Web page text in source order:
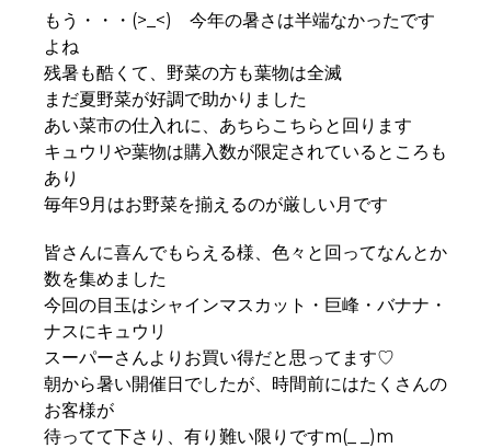
もう・・・(>_<) 今年の暑さは半端なかったです
よね
残暑も酷くて、野菜の方も葉物は全滅
まだ夏野菜が好調で助かりました
あい菜市の仕入れに、あちらこちらと回ります
キュウリや葉物は購入数が限定されているところも
あり
毎年9月はお野菜を揃えるのが厳しい月です
皆さんに喜んでもらえる様、色々と回ってなんとか
数を集めました
今回の目玉はシャインマスカット・巨峰・バナナ・
ナスにキュウリ
スーパーさんよりお買い得だと思ってます♡
朝から暑い開催日でしたが、時間前にはたくさんの
お客様が
待ってて下さり、有り難い限りですm(_ _)m